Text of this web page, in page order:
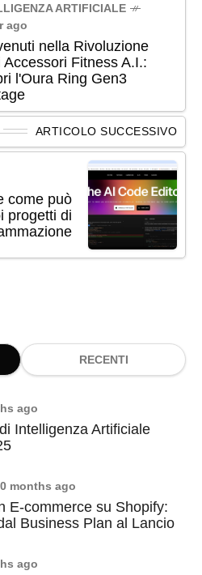
ARTIFICIALE
ago
nella Rivoluzione
Accessori Fitness A.I.:
l'Oura Ring Gen3
ARTICOLO SUCCESSIVO
come può
progetti di
RECENTI
ago
Intelligenza Artificiale
months ago
E-commerce su Shopify:
Business Plan al Lancio
ago